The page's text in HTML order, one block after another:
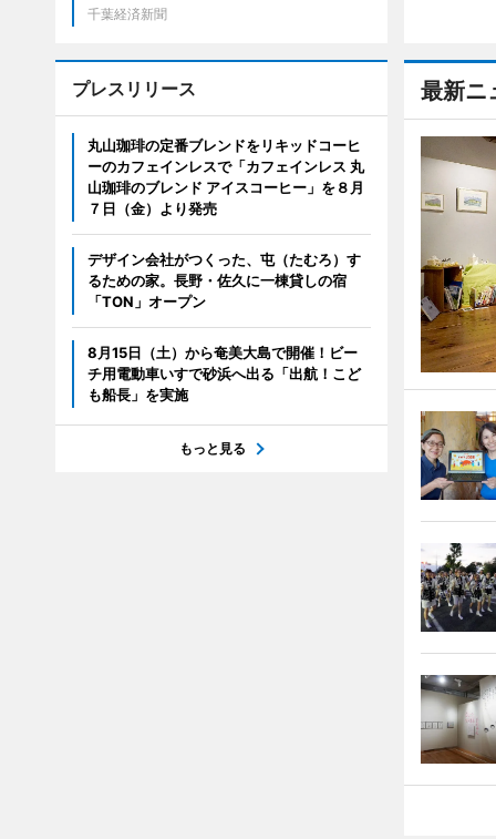
最新ニ
千葉経済新聞
プレスリリース
丸山珈琲の定番ブレンドをリキッドコーヒ
ーのカフェインレスで「カフェインレス 丸
山珈琲のブレンド アイスコーヒー」を８月
７日（金）より発売
デザイン会社がつくった、屯（たむろ）す
るための家。長野・佐久に一棟貸しの宿
「TON」オープン
8月15日（土）から奄美大島で開催！ビー
チ用電動車いすで砂浜へ出る「出航！こど
も船長」を実施
もっと見る